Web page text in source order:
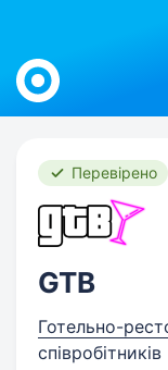
Work.ua
Перевірено
GTB
Готельно-
співробітників